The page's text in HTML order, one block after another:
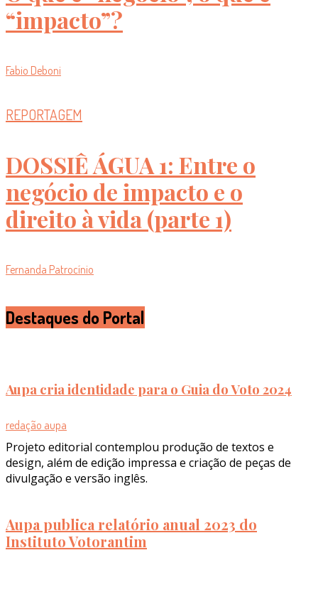
“impacto”?
Fabio Deboni
REPORTAGEM
DOSSIÊ ÁGUA 1: Entre o
negócio de impacto e o
direito à vida (parte 1)
Fernanda Patrocínio
Destaques do Portal
Aupa cria identidade para o Guia do Voto 2024
redação aupa
Projeto editorial contemplou produção de textos e
design, além de edição impressa e criação de peças de
divulgação e versão inglês.
Aupa publica relatório anual 2023 do
Instituto Votorantim